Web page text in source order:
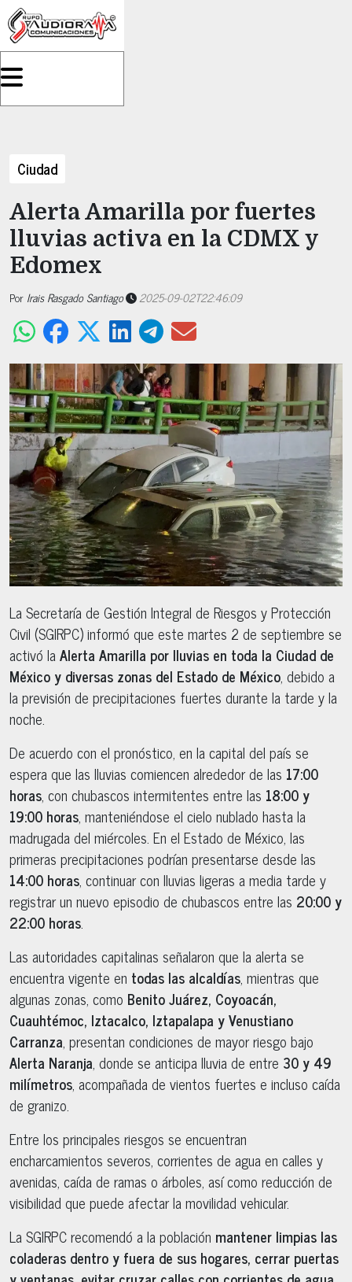
Ciudad
Alerta Amarilla por fuertes
lluvias activa en la CDMX y
Edomex
Por Irais Rasgado Santiago 2025-09-02T22:46:09
La Secretaría de Gestión Integral de Riesgos y Protección
Civil (SGIRPC) informó que este martes 2 de septiembre se
activó laAlerta Amarilla por lluvias en toda la Ciudad de
México y diversas zonas del Estado de México, debido a
la previsión de precipitaciones fuertes durante la tarde y la
noche.
De acuerdo con el pronóstico, en la capital del país se
espera que las lluvias comiencen alrededor de las 17:00
horas, con chubascos intermitentes entre las 18:00 y
19:00 horas, manteniéndose el cielo nublado hasta la
madrugada del miércoles. En el Estado de México, las
primeras precipitaciones podrían presentarse desde las
14:00 horas, continuar con lluvias ligeras a media tarde y
registrar un nuevo episodio de chubascos entre las 20:00 y
22:00 horas.
Las autoridades capitalinas señalaron que la alerta se
encuentra vigente en todas las alcaldías, mientras que
algunas zonas, como Benito Juárez, Coyoacán,
Cuauhtémoc, Iztacalco, Iztapalapa y Venustiano
Carranza, presentan condiciones de mayor riesgo bajo
Alerta Naranja, donde se anticipa lluvia de entre 30 y 49
milímetros, acompañada de vientos fuertes e incluso caída
de granizo.
Entre los principales riesgos se encuentran
encharcamientos severos, corrientes de agua en calles y
avenidas, caída de ramas o árboles, así como reducción de
visibilidad que puede afectar la movilidad vehicular.
La SGIRPC recomendó a la población mantener limpias las
coladeras dentro y fuera de sus hogares, cerrar puertas